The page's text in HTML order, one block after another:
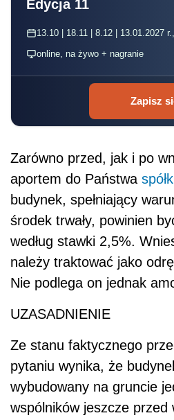
Edycja 11
13.10 | 18.11 | 8.12 | 13.01.2027
online, na żywo + nagranie
Zapisz
Zarówno przed, jak i po
aportem do Państwa
budynek, spełniający
środek trwały, powinien
według stawki 2,5%.
należy traktować jako
Nie podlega on jednak
UZASADNIENIE
Ze stanu faktycznego
pytaniu wynika, że
wybudowany na gruncie
wspólników jeszcze przed